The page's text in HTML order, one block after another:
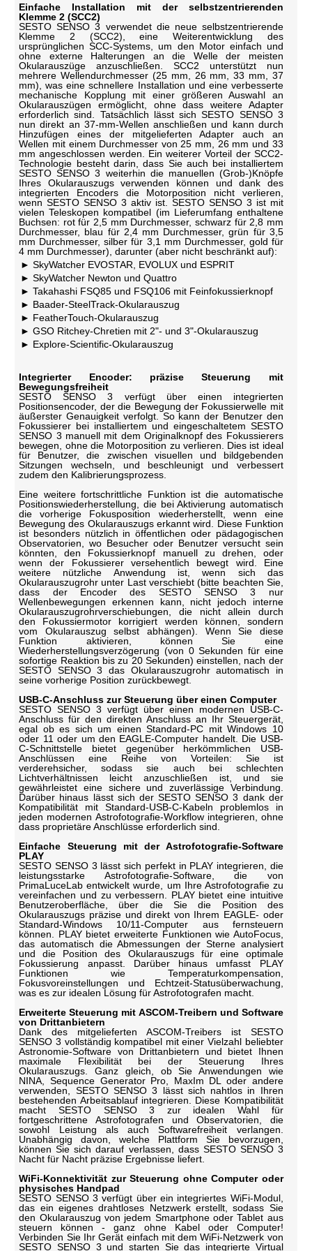
Einfache Installation mit der selbstzentrierenden
Klemme 2 (SCC2)
SESTO SENSO 3 verwendet die neue selbstzentrierende
Klemme 2 (SCC2), eine Weiterentwicklung des
ursprünglichen SCC-Systems, um den Motor einfach und
ohne externe Halterungen an die Welle der meisten
Okularauszüge anzuschließen. SCC2 unterstützt nun
mehrere Wellendurchmesser (25 mm, 26 mm, 33 mm, 37
mm), was eine schnellere Installation und eine verbesserte
mechanische Kopplung mit einer größeren Auswahl an
Okularauszügen ermöglicht, ohne dass weitere Adapter
erforderlich sind. Tatsächlich lässt sich SESTO SENSO 3
nun direkt an 37-mm-Wellen anschließen und kann durch
Hinzufügen eines der mitgelieferten Adapter auch an
Wellen mit einem Durchmesser von 25 mm, 26 mm und 33
mm angeschlossen werden. Ein weiterer Vorteil der SCC2-
Technologie besteht darin, dass Sie auch bei installiertem
SESTO SENSO 3 weiterhin die manuellen (Grob-)Knöpfe
Ihres Okularauszugs verwenden können und dank des
integrierten Encoders die Motorposition nicht verlieren,
wenn SESTO SENSO 3 aktiv ist. SESTO SENSO 3 ist mit
vielen Teleskopen kompatibel (im Lieferumfang enthaltene
Buchsen: rot für 2,5 mm Durchmesser, schwarz für 2,8 mm
Durchmesser, blau für 2,4 mm Durchmesser, grün für 3,5
mm Durchmesser, silber für 3,1 mm Durchmesser, gold für
4 mm Durchmesser), darunter (aber nicht beschränkt auf):
SkyWatcher EVOSTAR, EVOLUX und ESPRIT
SkyWatcher Newton und Quattro
Takahashi FSQ85 und FSQ106 mit Feinfokussierknopf
Baader-SteelTrack-Okularauszug
FeatherTouch-Okularauszug
GSO Ritchey-Chretien mit 2"- und 3"-Okularauszug
Explore-Scientific-Okularauszug
Integrierter Encoder: präzise Steuerung mit
Bewegungsfreiheit
SESTO SENSO 3 verfügt über einen integrierten
Positionsencoder, der die Bewegung der Fokussierwelle mit
äußerster Genauigkeit verfolgt. So kann der Benutzer den
Fokussierer bei installiertem und eingeschaltetem SESTO
SENSO 3 manuell mit dem Originalknopf des Fokussierers
bewegen, ohne die Motorposition zu verlieren. Dies ist ideal
für Benutzer, die zwischen visuellen und bildgebenden
Sitzungen wechseln, und beschleunigt und verbessert
zudem den Kalibrierungsprozess.
Eine weitere fortschrittliche Funktion ist die automatische
Positionswiederherstellung, die bei Aktivierung automatisch
die vorherige Fokusposition wiederherstellt, wenn eine
Bewegung des Okularauszugs erkannt wird. Diese Funktion
ist besonders nützlich in öffentlichen oder pädagogischen
Observatorien, wo Besucher oder Benutzer versucht sein
könnten, den Fokussierknopf manuell zu drehen, oder
wenn der Fokussierer versehentlich bewegt wird. Eine
weitere nützliche Anwendung ist, wenn sich das
Okularauszugrohr unter Last verschiebt (bitte beachten Sie,
dass der Encoder des SESTO SENSO 3 nur
Wellenbewegungen erkennen kann, nicht jedoch interne
Okularauszugrohrverschiebungen, die nicht allein durch
den Fokussiermotor korrigiert werden können, sondern
vom Okularauszug selbst abhängen). Wenn Sie diese
Funktion aktivieren, können Sie eine
Wiederherstellungsverzögerung (von 0 Sekunden für eine
sofortige Reaktion bis zu 20 Sekunden) einstellen, nach der
SESTO SENSO 3 das Okularauszugrohr automatisch in
seine vorherige Position zurückbewegt.
USB-C-Anschluss zur Steuerung über einen Computer
SESTO SENSO 3 verfügt über einen modernen USB-C-
Anschluss für den direkten Anschluss an Ihr Steuergerät,
egal ob es sich um einen Standard-PC mit Windows 10
oder 11 oder um den EAGLE-Computer handelt. Die USB-
C-Schnittstelle bietet gegenüber herkömmlichen USB-
Anschlüssen eine Reihe von Vorteilen: Sie ist
verderehsicher, sodass sie auch bei schlechten
Lichtverhältnissen leicht anzuschließen ist, und sie
gewährleistet eine sichere und zuverlässige Verbindung.
Darüber hinaus lässt sich der SESTO SENSO 3 dank der
Kompatibilität mit Standard-USB-C-Kabeln problemlos in
jeden modernen Astrofotografie-Workflow integrieren, ohne
dass proprietäre Anschlüsse erforderlich sind.
Einfache Steuerung mit der Astrofotografie-Software
PLAY
SESTO SENSO 3 lässt sich perfekt in PLAY integrieren, die
leistungsstarke Astrofotografie-Software, die von
PrimaLuceLab entwickelt wurde, um Ihre Astrofotografie zu
vereinfachen und zu verbessern. PLAY bietet eine intuitive
Benutzeroberfläche, über die Sie die Position des
Okularauszugs präzise und direkt von Ihrem EAGLE- oder
Standard-Windows 10/11-Computer aus fernsteuern
können. PLAY bietet erweiterte Funktionen wie AutoFocus,
das automatisch die Abmessungen der Sterne analysiert
und die Position des Okularauszugs für eine optimale
Fokussierung anpasst. Darüber hinaus umfasst PLAY
Funktionen wie Temperaturkompensation,
Fokusvoreinstellungen und Echtzeit-Statusüberwachung,
was es zur idealen Lösung für Astrofotografen macht.
Erweiterte Steuerung mit ASCOM-Treibern und Software
von Drittanbietern
Dank des mitgelieferten ASCOM-Treibers ist SESTO
SENSO 3 vollständig kompatibel mit einer Vielzahl beliebter
Astronomie-Software von Drittanbietern und bietet Ihnen
maximale Flexibilität bei der Steuerung Ihres
Okularauszugs. Ganz gleich, ob Sie Anwendungen wie
NINA, Sequence Generator Pro, MaxIm DL oder andere
verwenden, SESTO SENSO 3 lässt sich nahtlos in Ihren
bestehenden Arbeitsablauf integrieren. Diese Kompatibilität
macht SESTO SENSO 3 zur idealen Wahl für
fortgeschrittene Astrofotografen und Observatorien, die
sowohl Leistung als auch Softwarefreiheit verlangen.
Unabhängig davon, welche Plattform Sie bevorzugen,
können Sie sich darauf verlassen, dass SESTO SENSO 3
Nacht für Nacht präzise Ergebnisse liefert.
WiFi-Konnektivität zur Steuerung ohne Computer oder
physisches Handpad
SESTO SENSO 3 verfügt über ein integriertes WiFi-Modul,
das ein eigenes drahtloses Netzwerk erstellt, sodass Sie
den Okularauszug von jedem Smartphone oder Tablet aus
steuern können - ganz ohne Kabel oder Computer!
Verbinden Sie Ihr Gerät einfach mit dem WiFi-Netzwerk von
SESTO SENSO 3 und starten Sie das integrierte Virtual